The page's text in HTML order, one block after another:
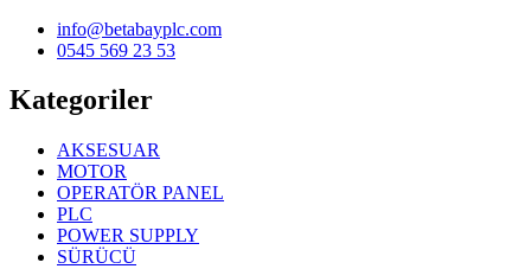
info@betabayplc.com
0545 569 23 53
Kategoriler
AKSESUAR
MOTOR
OPERATÖR PANEL
PLC
POWER SUPPLY
SÜRÜCÜ